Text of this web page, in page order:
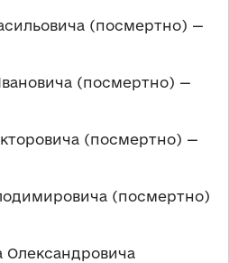
(посмертно) —
(посмертно) —
(посмертно) —
(посмертно)